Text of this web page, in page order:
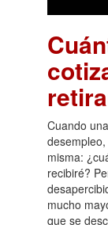
Cuando
misma:
recibiré?
mucho
que se